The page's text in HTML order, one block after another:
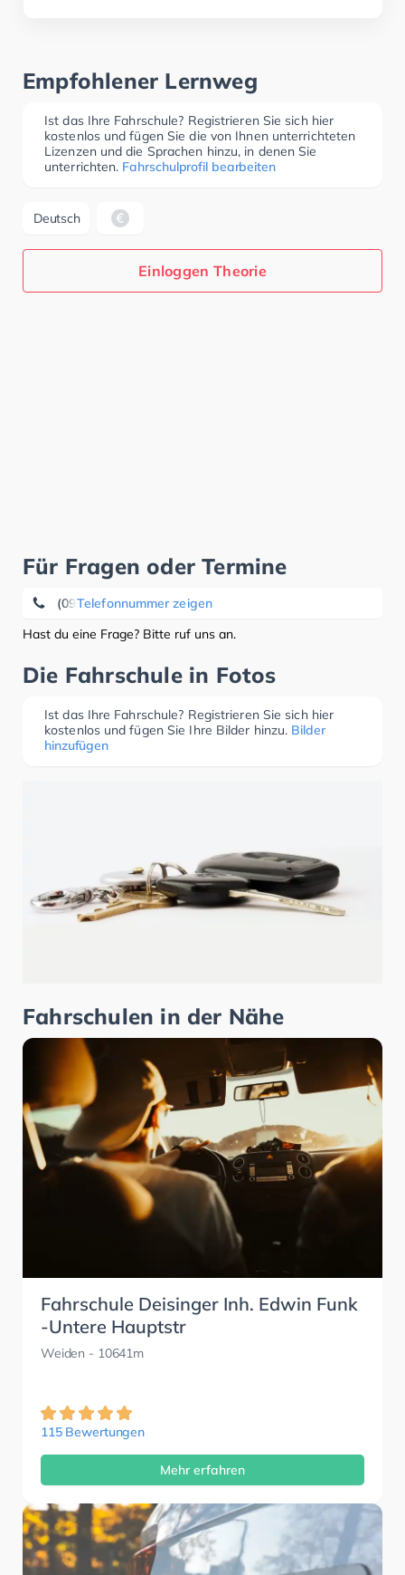
Empfohlener Lernweg
Ist das Ihre Fahrschule? Registrieren Sie sich hier
kostenlos und fügen Sie die von Ihnen unterrichteten
Lizenzen und die Sprachen hinzu, in denen Sie
unterrichten. Fahrschulprofil bearbeiten
Deutsch
Einloggen Theorie
Für Fragen oder Termine
Telefonnummer zeigen
(09604) 7 94
Hast du eine Frage? Bitte ruf uns an.
Die Fahrschule in Fotos
Ist das Ihre Fahrschule? Registrieren Sie sich hier
kostenlos und fügen Sie Ihre Bilder hinzu. Bilder
hinzufügen
Fahrschulen in der Nähe
Fahrschule Deisinger Inh. Edwin Funk
-Untere Hauptstr
Weiden - 10641m
115 Bewertungen
Mehr erfahren